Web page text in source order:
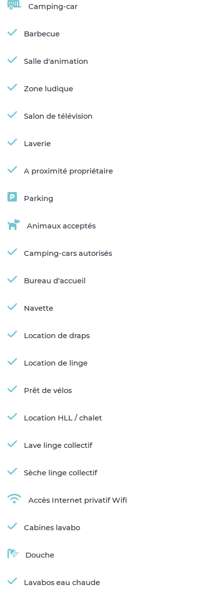
Camping-car
Barbecue
Salle d'animation
Zone ludique
Salon de télévision
Laverie
A proximité propriétaire
Parking
Animaux acceptés
Camping-cars autorisés
Bureau d'accueil
Navette
Location de draps
Location de linge
Prêt de vélos
Location HLL / chalet
Lave linge collectif
Sèche linge collectif
Accès Internet privatif Wifi
Cabines lavabo
Douche
Lavabos eau chaude